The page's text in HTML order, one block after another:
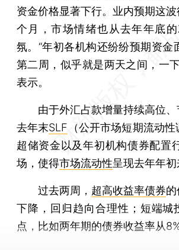
资金价格显著下行。业内预期这
个月，市场情绪也从去年年底
氛。“年初各机构还纷纷预期资
第二周，似乎就是两天之间，一
表示。
由于外汇占款增量持续高位、
去年末SLF （公开市场短期流动
超储资金以及年初机构债券配置
场，使得市场流动性呈现去年年初
过去两周， 超高收益率债券
下降，回归趋向合理性；短端城
点，比如两年期的债券收益率从